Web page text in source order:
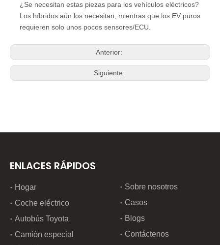
¿Se necesitan estas piezas para los vehículos eléctricos?
Los híbridos aún los necesitan, mientras que los EV puros
requieren solo unos pocos sensores/ECU.
Anterior:
Siguiente:
ENLACES RÁPIDOS
Hogar
Coche eléctrico
Autobús Toyota
Camión especial
Sobre nosotros
Casos
Blogs
Contáctenos